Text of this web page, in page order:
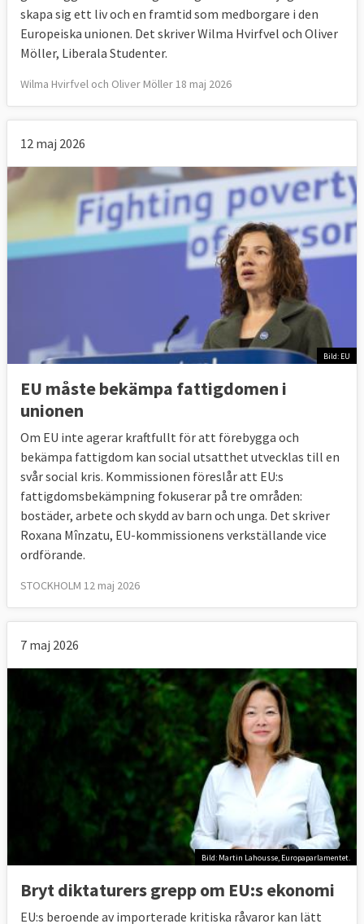
skapa sig ett liv och en framtid som medborgare i den
Europeiska unionen. Det skriver Wilma Hvirfvel och Oliver
Möller, Liberala Studenter.
Wilma Hvirfvel och Oliver Möller 18 maj 2026
12 maj 2026
Bild: EU
EU måste bekämpa fattigdomen i
unionen
Om EU inte agerar kraftfullt för att förebygga och
bekämpa fattigdom kan social utsatthet utvecklas till en
svår social kris. Kommissionen föreslår att EU:s
fattigdomsbekämpning fokuserar på tre områden:
bostäder, arbete och skydd av barn och unga. Det skriver
Roxana Mînzatu, EU-kommissionens verkställande vice
ordförande.
STOCKHOLM 12 maj 2026
7 maj 2026
Bild: Martin Lahousse, Europaparlamentet.
Bryt diktaturers grepp om EU:s ekonomi
EU:s beroende av importerade kritiska råvaror kan lätt